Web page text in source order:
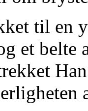
til en
et belte